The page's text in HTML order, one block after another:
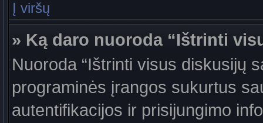
Į viršų
» Ką daro nuoroda “Ištrinti
Nuoroda “Ištrinti visus diskusijų
programinės įrangos sukurtus
autentifikacijos ir prisijungimo